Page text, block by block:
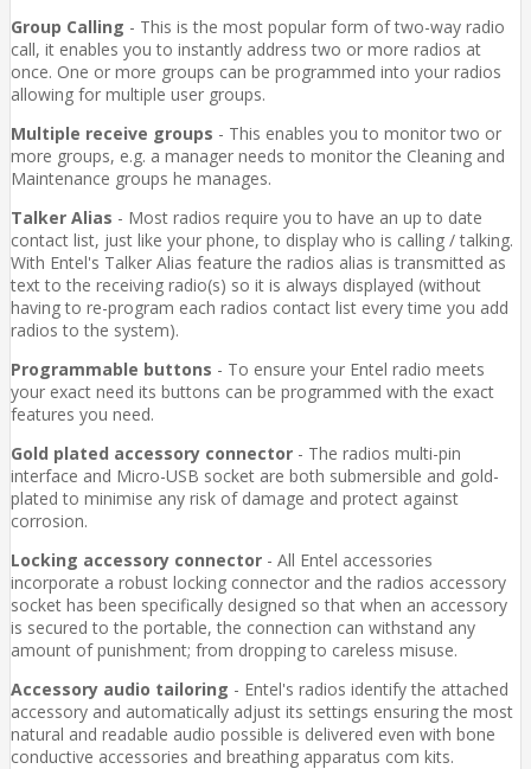
Group Calling - This is the most popular form of two-way radio
call, it enables you to instantly address two or more radios at
once. One or more groups can be programmed into your radios
allowing for multiple user groups.
Multiple receive groups - This enables you to monitor two or
more groups, e.g. a manager needs to monitor the Cleaning and
Maintenance groups he manages.
Talker Alias - Most radios require you to have an up to date
contact list, just like your phone, to display who is calling / talking.
With Entel's Talker Alias feature the radios alias is transmitted as
text to the receiving radio(s) so it is always displayed (without
having to re-program each radios contact list every time you add
radios to the system).
Programmable buttons - To ensure your Entel radio meets
your exact need its buttons can be programmed with the exact
features you need.
Gold plated accessory connector - The radios multi-pin
interface and Micro-USB socket are both submersible and gold-
plated to minimise any risk of damage and protect against
corrosion.
Locking accessory connector - All Entel accessories
incorporate a robust locking connector and the radios accessory
socket has been specifically designed so that when an accessory
is secured to the portable, the connection can withstand any
amount of punishment; from dropping to careless misuse.
Accessory audio tailoring - Entel's radios identify the attached
accessory and automatically adjust its settings ensuring the most
natural and readable audio possible is delivered even with bone
conductive accessories and breathing apparatus com kits.